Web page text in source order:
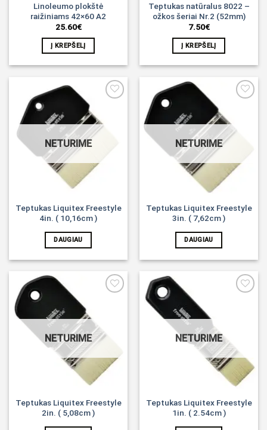
Linoleumo plokštė
raižiniams 42×60 A2
25.60€
Į KREPŠELĮ
Teptukas natūralus 8022 –
ožkos šeriai Nr.2 (52mm)
7.50€
Į KREPŠELĮ
Noriu!
NETURIME
Teptukas Liquitex Freestyle
4in. ( 10,16cm )
DAUGIAU
NETURIME
Teptukas Liquitex Freestyle
3in. ( 7,62cm )
DAUGIAU
NETURIME
Teptukas Liquitex Freestyle
2in. ( 5,08cm )
NETURIME
Teptukas Liquitex Freestyle
1in. ( 2.54cm )